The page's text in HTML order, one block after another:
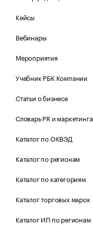
Кейсы
Вебинары
Мероприятия
Учебник РБК Компании
Статьи о бизнесе
Словарь PR и маркетинга
Каталог по ОКВЭД
Каталог по регионам
Каталог по категориям
Каталог торговых марок
Каталог ИП по регионам